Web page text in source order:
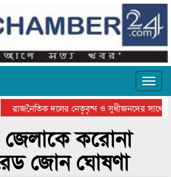
রাজনৈতিক দলের নেতৃবৃন্দ ও সুধীজনদের সাথে
করোনা
জোন ঘোষণা